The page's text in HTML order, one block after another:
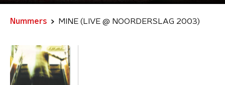
Nummers MINE (LIVE @ NOORDERSLAG 2003)